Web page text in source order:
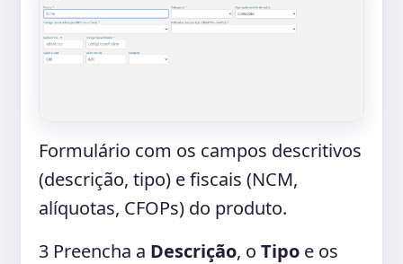
Formulário com os campos descritivos
(descrição, tipo) e fiscais (NCM,
alíquotas, CFOPs) do produto.
3 Preencha a Descrição, o Tipo e os